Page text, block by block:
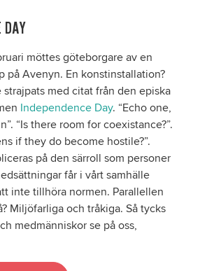
DAY
möttes göteborgare av en
på Avenyn. En konstinstallation?
strajpats med citat från den episka
Independence Day. “Echo one,
“Is there room for coexistance?”.
if they do become hostile?”.
på den särroll som personer
får i vårt samhälle
inte tillhöra normen. Parallellen
Miljöfarliga och tråkiga. Så tycks
medmänniskor se på oss,